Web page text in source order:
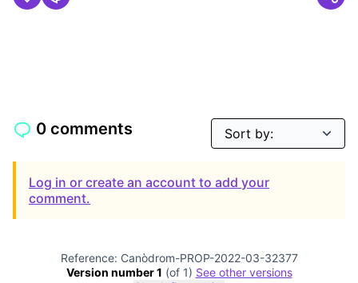
0 comments
Log in or create an account to add your
comment.
Reference: Canòdrom-PROP-2022-03-32377
Version number 1 (of 1)
see other versions